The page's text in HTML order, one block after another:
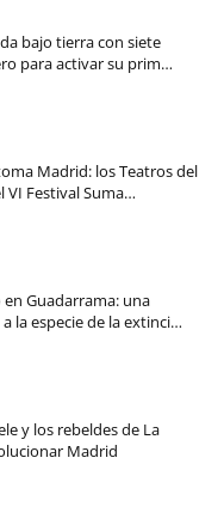
bajo tierra con siete
para activar su prim…
Madrid: los Teatros del
VI Festival Suma…
Guadarrama: una
la especie de la extinci…
y los rebeldes de La
Madrid